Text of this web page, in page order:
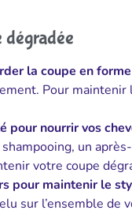
la coupe en
Pour
nourrir vos
un
votre coupe
pour maintenir le
sur l’ensemble de